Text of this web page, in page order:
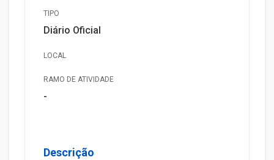
TIPO
Diário Oficial
LOCAL
RAMO DE ATIVIDADE
-
Descrição